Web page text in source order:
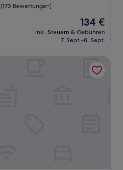
(173 Bewertungen)
Der
Preis
beträgt
134 €
inkl. Steuern & Gebühren
7. Sept.–8. Sept.